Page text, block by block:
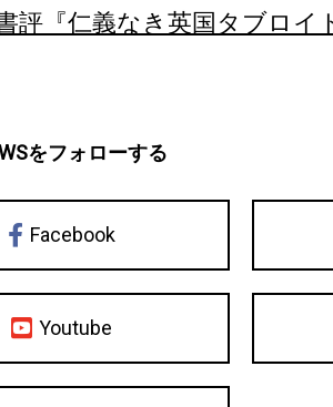
評『仁義なき英国タブロイ
をフォローする
Facebook
Youtube